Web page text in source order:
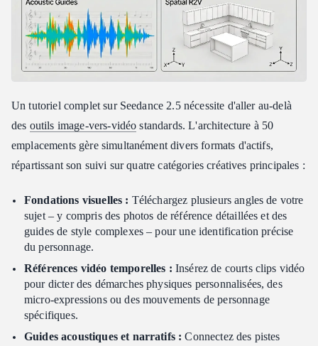
Un tutoriel complet sur Seedance 2.5 nécessite d'aller au-delà
des outils image-vers-vidéo standards. L'architecture à 50
emplacements gère simultanément divers formats d'actifs,
répartissant son suivi sur quatre catégories créatives principales :
Fondations visuelles : Téléchargez plusieurs angles de votre
sujet – y compris des photos de référence détaillées et des
guides de style complexes – pour une identification précise
du personnage.
Références vidéo temporelles : Insérez de courts clips vidéo
pour dicter des démarches physiques personnalisées, des
micro-expressions ou des mouvements de personnage
spécifiques.
Guides acoustiques et narratifs : Connectez des pistes